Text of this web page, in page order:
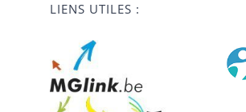
LIENS UTILES :